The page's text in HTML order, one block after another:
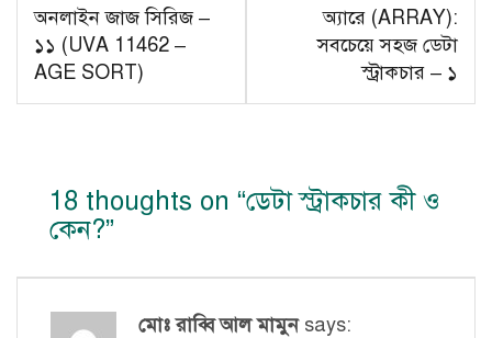
navigation
অনলাইন জাজ সিরিজ –
১১ (UVA 11462 –
AGE SORT)
অ্যারে (ARRAY):
সবচেয়ে সহজ ডেটা
স্ট্রাকচার – ১
18 thoughts on “ডেটা স্ট্রাকচার কী ও
কেন?”
মোঃ রাব্বি আল মামুন says: